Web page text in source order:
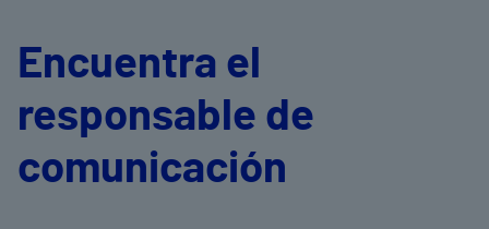
Encuentra el
responsable de
comunicación